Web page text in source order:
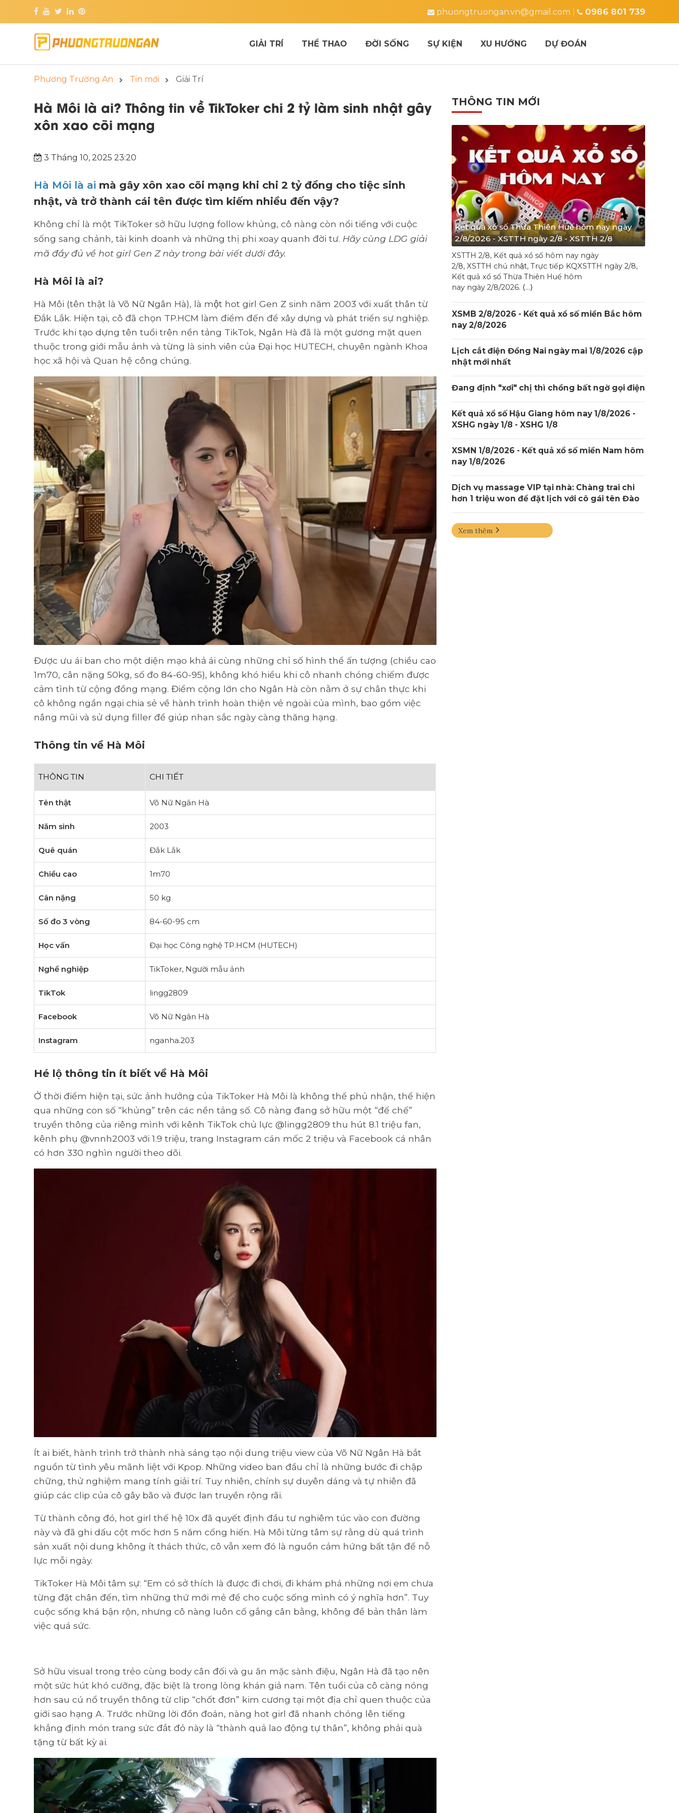
phuongtruongan.vn@gmail.com 0986 801 739
GIẢI TRÍ THỂ THAO ĐỜI SỐNG SỰ KIỆN XU HƯỚNG DỰ ĐOÁN
Phương Trường An Tin mới Giải Trí
Hà Môi là ai? Thông tin về TikToker chi 2 tỷ làm sinh nhật gây
xôn xao cõi mạng
3 Tháng 10, 2025 23:20
Hà Môi là ai mà gây xôn xao cõi mạng khi chi 2 tỷ đồng cho tiệc sinh
nhật, và trở thành cái tên được tìm kiếm nhiều đến vậy?
Không chỉ là một TikToker sở hữu lượng follow khủng, cô nàng còn nổi tiếng với cuộc
sống sang chảnh, tài kinh doanh và những thị phi xoay quanh đời tư. Hãy cùng LDG giải
mã đầy đủ về hot girl Gen Z này trong bài viết dưới đây.
Hà Môi là ai?
Hà Môi (tên thật là Võ Nữ Ngân Hà), là một hot girl Gen Z sinh năm 2003 với xuất thân từ
Đắk Lắk. Hiện tại, cô đã chọn TP.HCM làm điểm đến để xây dựng và phát triển sự nghiệp.
Trước khi tạo dựng tên tuổi trên nền tảng TikTok, Ngân Hà đã là một gương mặt quen
thuộc trong giới mẫu ảnh và từng là sinh viên của Đại học HUTECH, chuyên ngành Khoa
học xã hội và Quan hệ công chúng.
Được ưu ái ban cho một diện mạo khả ái cùng những chỉ số hình thể ấn tượng (chiều cao
1m70, cân nặng 50kg, số đo 84-60-95), không khó hiểu khi cô nhanh chóng chiếm được
cảm tình từ cộng đồng mạng. Điểm cộng lớn cho Ngân Hà còn nằm ở sự chân thực khi
cô không ngần ngại chia sẻ về hành trình hoàn thiện vẻ ngoài của mình, bao gồm việc
nâng mũi và sử dụng filler để giúp nhan sắc ngày càng thăng hạng.
Thông tin về Hà Môi
THÔNG TIN CHI TIẾT
Tên thật Võ Nữ Ngân Hà
Năm sinh 2003
Quê quán Đắk Lắk
Chiều cao 1m70
Cân nặng 50 kg
Số đo 3 vòng 84-60-95 cm
Học vấn Đại học Công nghệ TP.HCM (HUTECH)
Nghề nghiệp TikToker, Người mẫu ảnh
TikTok lingg2809
Facebook Võ Nữ Ngân Hà
Instagram nganha.203
Hé lộ thông tin ít biết về Hà Môi
Ở thời điểm hiện tại, sức ảnh hưởng của TikToker Hà Môi là không thể phủ nhận, thể hiện
qua những con số “khủng” trên các nền tảng số. Cô nàng đang sở hữu một “đế chế”
truyền thông của riêng mình với kênh TikTok chủ lực @lingg2809 thu hút 8.1 triệu fan,
kênh phụ @vnnh2003 với 1.9 triệu, trang Instagram cán mốc 2 triệu và Facebook cá nhân
có hơn 330 nghìn người theo dõi.
Ít ai biết, hành trình trở thành nhà sáng tạo nội dung triệu view của Võ Nữ Ngân Hà bắt
nguồn từ tình yêu mãnh liệt với Kpop. Những video ban đầu chỉ là những bước đi chập
chững, thử nghiệm mang tính giải trí. Tuy nhiên, chính sự duyên dáng và tự nhiên đã
giúp các clip của cô gây bão và được lan truyền rộng rãi.
Từ thành công đó, hot girl thế hệ 10x đã quyết định đầu tư nghiêm túc vào con đường
này và đã ghi dấu cột mốc hơn 5 năm cống hiến. Hà Môi từng tâm sự rằng dù quá trình
sản xuất nội dung không ít thách thức, cô vẫn xem đó là nguồn cảm hứng bất tận để nỗ
lực mỗi ngày.
TikToker Hà Môi tâm sự: “Em có sở thích là được đi chơi, đi khám phá những nơi em chưa
từng đặt chân đến, tìm những thứ mới mẻ để cho cuộc sống mình có ý nghĩa hơn”. Tuy
cuộc sống khá bận rộn, nhưng cô nàng luôn cố gắng cân bằng, không để bản thân làm
việc quá sức.
Sở hữu visual trong trẻo cùng body cân đối và gu ăn mặc sành điệu, Ngân Hà đã tạo nên
một sức hút khó cưỡng, đặc biệt là trong lòng khán giả nam. Tên tuổi của cô càng nóng
hơn sau cú nổ truyền thông từ clip “chốt đơn” kim cương tại một địa chỉ quen thuộc của
giới sao hạng A. Trước những lời đồn đoán, nàng hot girl đã nhanh chóng lên tiếng
khẳng định món trang sức đắt đỏ này là “thành quả lao động tự thân”, không phải quà
tặng từ bất kỳ ai.
THÔNG TIN MỚI
Kết quả xổ số Thừa Thiên Huế hôm nay ngày
2/8/2026 - XSTTH ngày 2/8 - XSTTH 2/8
XSTTH 2/8, Kết quả xổ số hôm nay ngày
2/8, XSTTH chủ nhật, Trực tiếp KQXSTTH ngày 2/8,
Kết quả xổ số Thừa Thiên Huế hôm
nay ngày 2/8/2026. ⟨…⟩
XSMB 2/8/2026 - Kết quả xổ số miền Bắc hôm
nay 2/8/2026
Lịch cắt điện Đồng Nai ngày mai 1/8/2026 cập
nhật mới nhất
Đang định "xơi" chị thì chồng bất ngờ gọi điện
Kết quả xổ số Hậu Giang hôm nay 1/8/2026 -
XSHG ngày 1/8 - XSHG 1/8
XSMN 1/8/2026 - Kết quả xổ số miền Nam hôm
nay 1/8/2026
Dịch vụ massage VIP tại nhà: Chàng trai chi
hơn 1 triệu won để đặt lịch với cô gái tên Đào
Xem thêm